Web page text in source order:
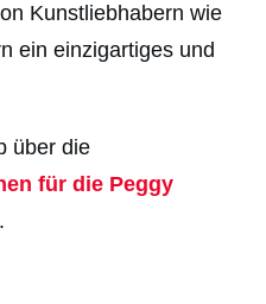
Kunstliebhabern wie
ein einzigartiges und
über die
für die Peggy
.